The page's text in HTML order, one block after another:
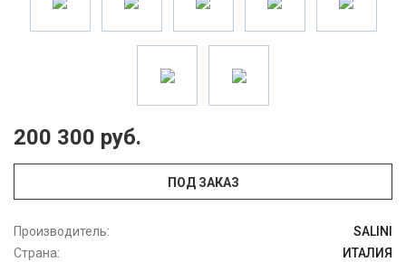
200 300 руб.
ПОД ЗАКАЗ
Производитель:
SALINI
Страна:
ИТАЛИЯ